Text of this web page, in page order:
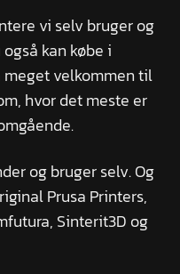
vi selv bruger og
kan købe i
meget velkommen til
hvor det meste er
og bruger selv. Og
Prusa Printers,
Sinterit3D og